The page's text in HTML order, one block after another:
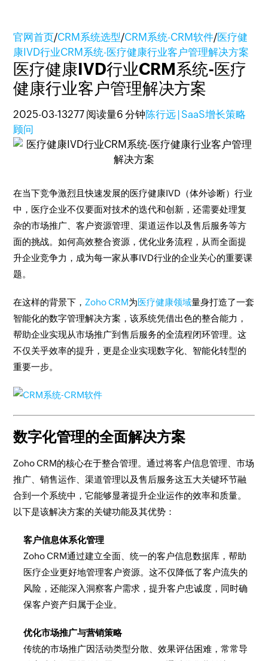
官网首页/CRM系统选型/CRM系统-CRM软件/医疗健
康IVD行业CRM系统-医疗健康行业客户管理解决方案
医疗健康IVD行业CRM系统-医疗
健康行业客户管理解决方案
2025-03-13277 阅读量6 分钟陈行远 | SaaS增长策略
顾问
在当下竞争激烈且快速发展的医疗健康IVD（体外诊断）行业
中，医疗企业不仅要面对技术的迭代和创新，还需要处理复
杂的市场推广、客户资源管理、渠道运作以及售后服务等方
面的挑战。如何高效整合资源，优化业务流程，从而全面提
升企业竞争力，成为每一家从事IVD行业的企业关心的重要课
题。
在这样的背景下， Zoho CRM为医疗健康领域量身打造了一套
智能化的数字管理解决方案，该系统凭借出色的整合能力，
帮助企业实现从市场推广到售后服务的全流程闭环管理。这
不仅关乎效率的提升，更是企业实现数字化、智能化转型的
重要一步。
数字化管理的全面解决方案
Zoho CRM的核心在于整合管理。通过将客户信息管理、市场
推广、销售运作、渠道管理以及售后服务这五大关键环节融
合到一个系统中，它能够显著提升企业运作的效率和质量。
以下是该解决方案的关键功能及其优势：
客户信息体系化管理
Zoho CRM通过建立全面、统一的客户信息数据库，帮助
医疗企业更好地管理客户资源。这不仅降低了客户流失的
风险，还能深入洞察客户需求，提升客户忠诚度，同时确
保客户资产归属于企业。
优化市场推广与营销策略
传统的市场推广因活动类型分散、效果评估困难，常常导